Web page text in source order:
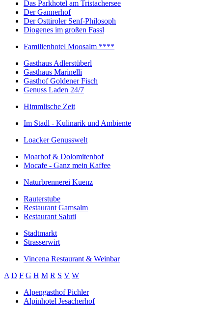
Das Parkhotel am Tristachersee
Der Gannerhof
Der Osttiroler Senf-Philosoph
Diogenes im großen Fassl
Familienhotel Moosalm ****
Gasthaus Adlerstüberl
Gasthaus Marinelli
Gasthof Goldener Fisch
Genuss Laden 24/7
Himmlische Zeit
Im Stadl - Kulinarik und Ambiente
Loacker Genusswelt
Moarhof & Dolomitenhof
Mocafe - Ganz mein Kaffee
Naturbrennerei Kuenz
Rauterstube
Restaurant Gamsalm
Restaurant Saluti
Stadtmarkt
Strasserwirt
Vincena Restaurant & Weinbar
A D F G H M R S V W
Alpengasthof Pichler
Alpinhotel Jesacherhof